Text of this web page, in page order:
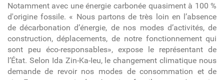
Notamment avec une énergie carbonée quasiment à 100 %
d'origine fossile. « Nous partons de très loin en l’absence
de décarbonation d’énergie, de nos modes d’activités, de
construction, déplacements, de notre fonctionnement qui
sont peu éco-responsables», expose le représentant de
l’État. Selon Ida Zin-Ka-Ieu, le changement climatique nous
demande de revoir nos modes de consommation et de